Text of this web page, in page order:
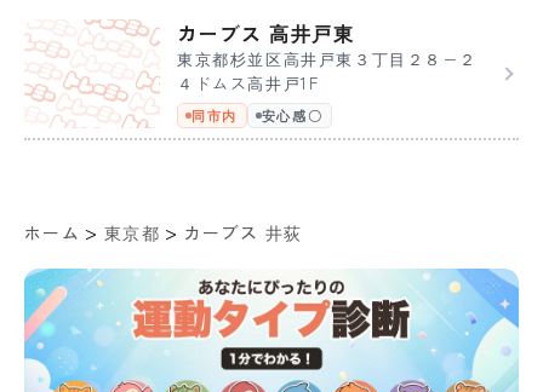
カーブス 高井戸東
東京都杉並区高井戸東３丁目２８−２
４ドムス高井戸1F
同市内 安心感〇
ホーム > 東京都 > カーブス 井荻